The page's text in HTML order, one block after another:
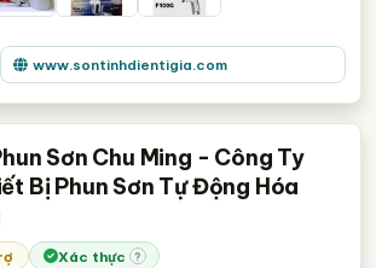
www.sontinhdientigia.com
Sơn Chu Ming - Công Ty
Bị Phun Sơn Tự Động Hóa
Xác thực ?